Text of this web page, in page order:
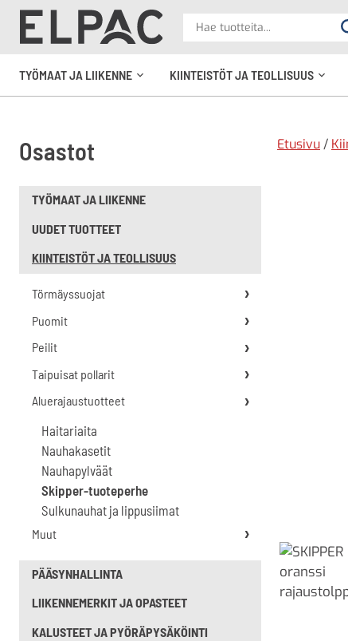
Hae
TYÖMAAT JA LIIKENNE
KIINTEISTÖT JA TEOLLISUUS
Osastot
TYÖMAAT JA LIIKENNE
UUDET TUOTTEET
KIINTEISTÖT JA TEOLLISUUS
Törmäyssuojat
Puomit
Peilit
Taipuisat pollarit
Aluerajaustuotteet
Haitariaita
Nauhakasetit
Nauhapylväät
Skipper-tuoteperhe
Sulkunauhat ja lippusiimat
Muut
PÄÄSYNHALLINTA
LIIKENNEMERKIT JA OPASTEET
KALUSTEET JA PYÖRÄPYSÄKÖINTI
Etusivu /